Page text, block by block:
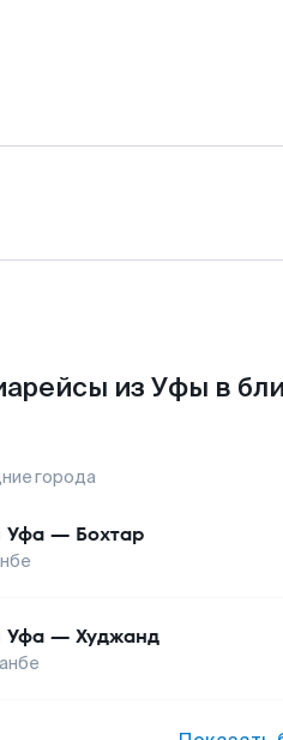
из Уфы в
города
Уфа — Бохтар
Уфа — Худжанд